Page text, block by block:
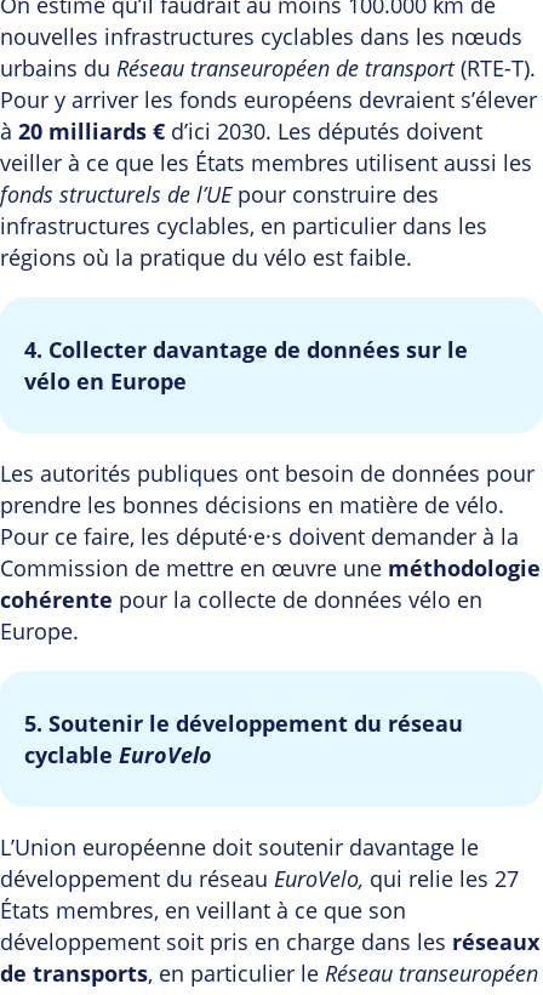
nouvelles infrastructures cyclables dans les nœuds
urbains du Réseau transeuropéen de transport(RTE-T).
Pour y arriver les fonds européens devraient s’élever
à 20 milliards € d’ici 2030. Les députés doivent
veiller à ce que les États membres utilisent aussi les
fonds structurels de l’UEpour construire des
infrastructures cyclables, en particulier dans les
régions où la pratique du vélo est faible.
4. Collecter davantage de données sur le
vélo en Europe
Les autorités publiques ont besoin de données pour
prendre les bonnes décisions en matière de vélo.
Pour ce faire, les député·e·s doivent demander à la
Commission de mettre en œuvre une méthodologie
cohérente pour la collecte de données vélo en
Europe.
5. Soutenir le développement du réseau
cyclable EuroVelo
L’Union européenne doit soutenir davantage le
développement du réseau EuroVelo, qui relie les 27
États membres, en veillant à ce que son
développement soit pris en charge dans les réseaux
de transports, en particulier le Réseau transeuropéen